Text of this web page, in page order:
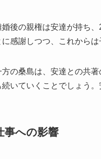
婚後の親権は安達が持ち
に感謝しつつ、これから
方の桑島は、安達との共
続いていくことでしょう
事への影響